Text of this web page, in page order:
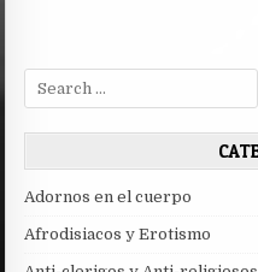
Search
for:
Adornos en el cuerpo
Afrodisiacos y Erotismo